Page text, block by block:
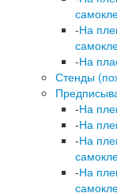
-На
-На
Стенды
-На
-На
-На
-На